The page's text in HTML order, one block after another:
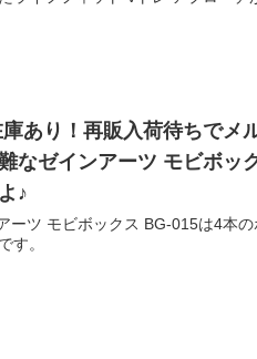
あり！再販入荷待ちでメ
なゼインアーツ モビボッ
♪
ーツ モビボックス BG-015は4本
す。